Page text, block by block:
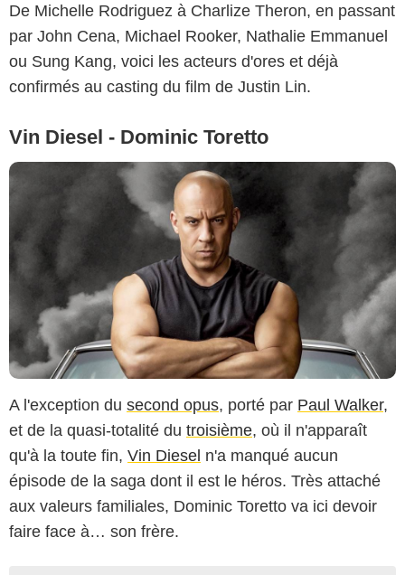
De Michelle Rodriguez à Charlize Theron, en passant
par John Cena, Michael Rooker, Nathalie Emmanuel
ou Sung Kang, voici les acteurs d'ores et déjà
confirmés au casting du film de Justin Lin.
Vin Diesel - Dominic Toretto
A l'exception du second opus, porté par Paul Walker,
et de la quasi-totalité du troisième, où il n'apparaît
qu'à la toute fin, Vin Diesel n'a manqué aucun
épisode de la saga dont il est le héros. Très attaché
aux valeurs familiales, Dominic Toretto va ici devoir
faire face à… son frère.